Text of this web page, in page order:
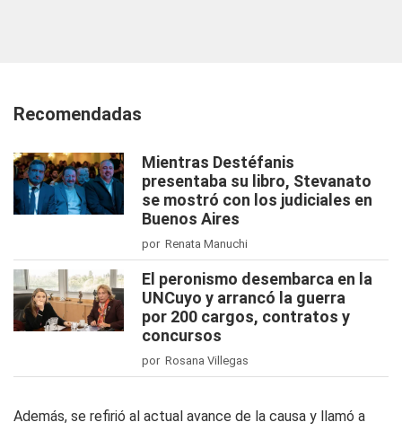
Recomendadas
Mientras Destéfanis
presentaba su libro, Stevanato
se mostró con los judiciales en
Buenos Aires
por Renata Manuchi
El peronismo desembarca en la
UNCuyo y arrancó la guerra
por 200 cargos, contratos y
concursos
por Rosana Villegas
Además, se refirió al actual avance de la causa y llamó a